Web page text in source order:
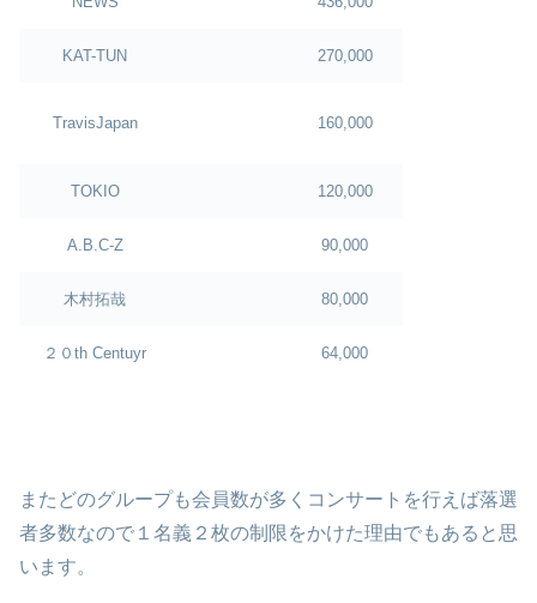
KAT-TUN 270,000
TravisJapan 160,000
TOKIO 120,000
A.B.C-Z 90,000
木村拓哉 80,000
２０th Centuyr 64,000
またどのグループも会員数が多くコンサートを行えば落選
者多数なので１名義２枚の制限をかけた理由でもあると思
います。